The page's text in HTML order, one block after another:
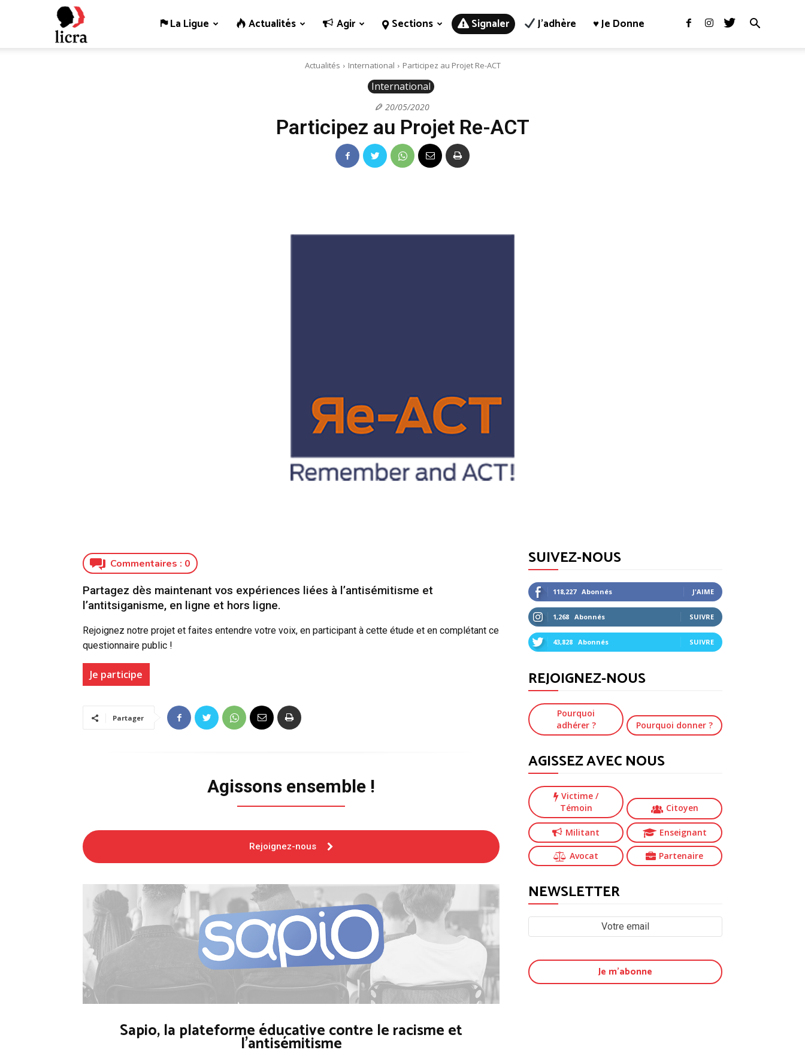
La Ligue Actualités Agir Sections Signaler J’adhère ♥ Je Donne
Actualités International Participez au Projet Re-ACT
International
20/05/2020
Participez au Projet Re-ACT
Commentaires : 0
Partagez dès maintenant vos expériences liées à l’antisémitisme et
l’antitsiganisme, en ligne et hors ligne.
Rejoignez notre projet et faites entendre votre voix, en participant à cette étude et en complétant ce
questionnaire public !
Je participe
Partager
Agissons ensemble !
Rejoignez-nous
Sapio, la plateforme éducative contre le racisme et
l'antisémitisme
SUIVEZ-NOUS
118,227 Abonnés J'AIME
1,268 Abonnés SUIVRE
43,828 Abonnés SUIVRE
REJOIGNEZ-NOUS
Pourquoi
adhérer ?
Pourquoi donner ?
AGISSEZ AVEC NOUS
Victime/
Témoin
Citoyen
Militant Enseignant
Avocat Partenaire
NEWSLETTER